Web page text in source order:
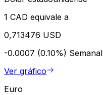
1 CAD equivale a
0,713476 USD
-0.0007 (0.10%) Semanal
Ver gráfico
Euro